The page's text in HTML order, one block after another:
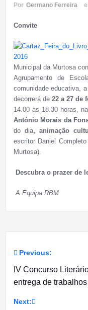
Por Germano Ferreira
Convite
Municipal da Murtosa
Agrupamento de
comunidade educativa,
decorrerá de 22 a 27 de
14.00 às 18.30 horas,
António Morais da
do dia, animação
escritor Daniel
Murtosa).
Descubra o prazer de
A Equipa RBM
Navegação
de
artigos
Previous:
IV Concurso
entrega de trabalhos
Next: